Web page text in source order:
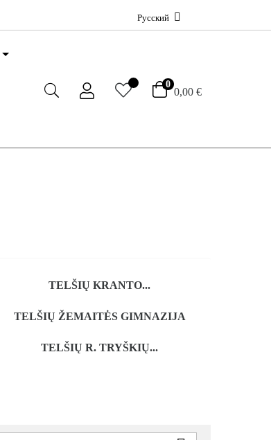
Русский
0
0,00 €
TELŠIŲ KRANTO...
TELŠIŲ ŽEMAITĖS GIMNAZIJA
TELŠIŲ R. TRYŠKIŲ...